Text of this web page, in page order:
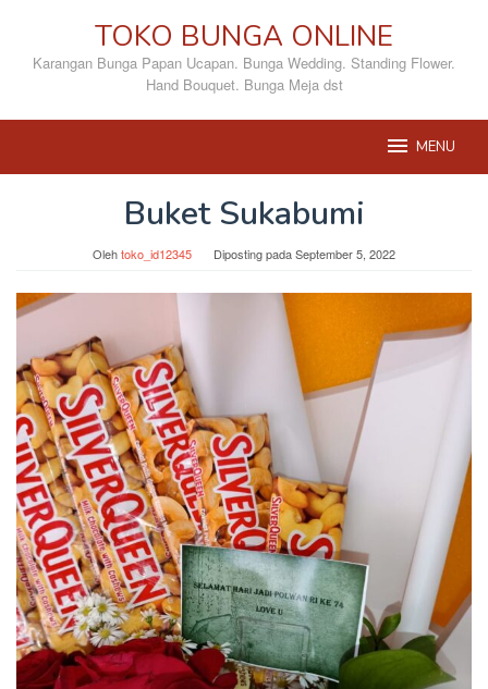
konten
TOKO BUNGA ONLINE
Karangan Bunga Papan Ucapan. Bunga Wedding. Standing Flower.
Hand Bouquet. Bunga Meja dst
MENU
Buket Sukabumi
Olehtoko_id12345 Diposting padaSeptember 5, 2022